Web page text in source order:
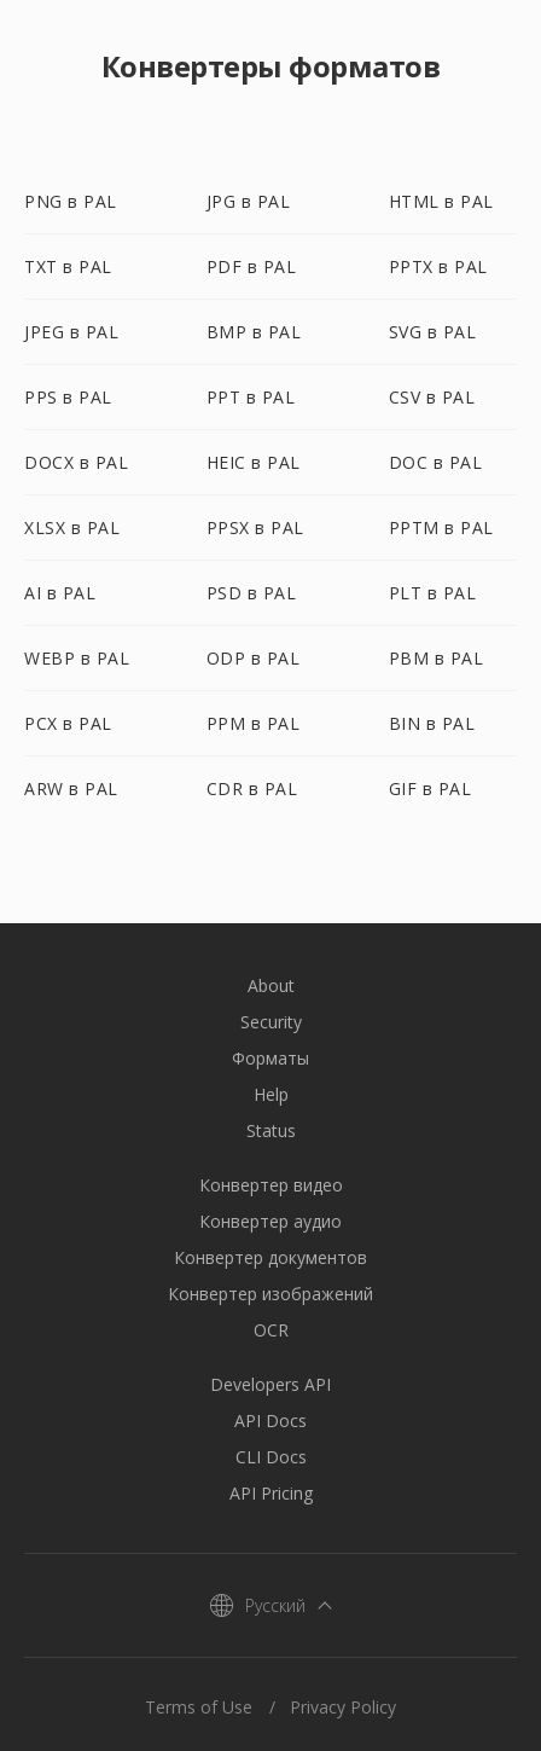
Конвертеры форматов
PNG в PAL JPG в PAL HTML в PAL
TXT в PAL PDF в PAL PPTX в PAL
JPEG в PAL BMP в PAL SVG в PAL
PPS в PAL PPT в PAL CSV в PAL
DOCX в PAL HEIC в PAL DOC в PAL
XLSX в PAL PPSX в PAL PPTM в PAL
AI в PAL PSD в PAL PLT в PAL
WEBP в PAL ODP в PAL PBM в PAL
PCX в PAL PPM в PAL BIN в PAL
ARW в PAL CDR в PAL GIF в PAL
About
Security
Форматы
Help
Status
Конвертер видео
Конвертер аудио
Конвертер документов
Конвертер изображений
OCR
Developers API
API Docs
CLI Docs
API Pricing
Русский
Terms of Use Privacy Policy